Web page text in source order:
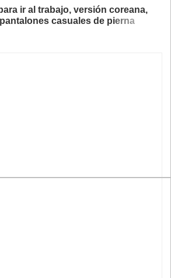
ir al trabajo, versión coreana,
casuales de pierna